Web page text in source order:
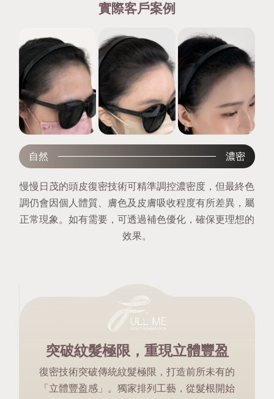
實際客戶案例
自然 濃密
慢慢日茂的頭皮復密技術可精準調控濃密度，但最終色
調仍會因個人體質、膚色及皮膚吸收程度有所差異，屬
正常現象。如有需要，可透過補色優化，確保更理想的
效果。
突破紋髮極限，重現立體豐盈
復密技術突破傳統紋髮極限，打造前所未有的
「立體豐盈感」。獨家排列工藝，從髮根開始